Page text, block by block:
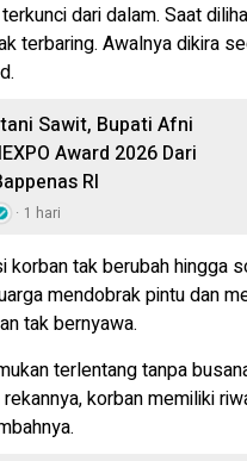
dari dalam. Saat
terbaring. Awalnya dikira
Sawit, Bupati Afni
Award 2026 Dari
RI
1 hari
korban tak berubah hingga
mendobrak pintu dan
tak bernyawa.
terlentang tanpa
korban memiliki